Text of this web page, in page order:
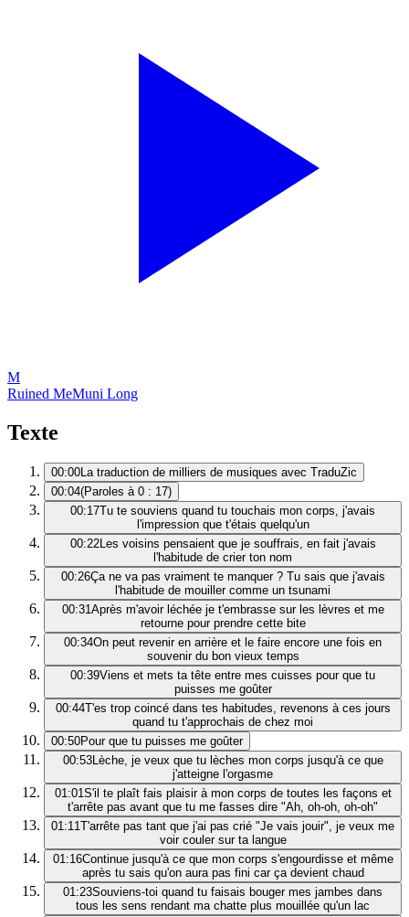
M
Ruined MeMuni Long
Texte
00:00La traduction de milliers de musiques avec TraduZic
00:04(Paroles à 0 : 17)
00:17Tu te souviens quand tu touchais mon corps, j'avais
l'impression que t'étais quelqu'un
00:22Les voisins pensaient que je souffrais, en fait j'avais
l'habitude de crier ton nom
00:26Ça ne va pas vraiment te manquer ? Tu sais que j'avais
l'habitude de mouiller comme un tsunami
00:31Après m'avoir léchée je t'embrasse sur les lèvres et me
retourne pour prendre cette bite
00:34On peut revenir en arrière et le faire encore une fois en
souvenir du bon vieux temps
00:39Viens et mets ta tête entre mes cuisses pour que tu
puisses me goûter
00:44T'es trop coincé dans tes habitudes, revenons à ces jours
quand tu t'approchais de chez moi
00:50Pour que tu puisses me goûter
00:53Lèche, je veux que tu lèches mon corps jusqu'à ce que
j'atteigne l'orgasme
01:01S'il te plaît fais plaisir à mon corps de toutes les façons et
t'arrête pas avant que tu me fasses dire "Ah, oh-oh, oh-oh"
01:11T'arrête pas tant que j'ai pas crié "Je vais jouir", je veux me
voir couler sur ta langue
01:16Continue jusqu'à ce que mon corps s'engourdisse et même
après tu sais qu'on aura pas fini car ça devient chaud
01:23Souviens-toi quand tu faisais bouger mes jambes dans
tous les sens rendant ma chatte plus mouillée qu'un lac